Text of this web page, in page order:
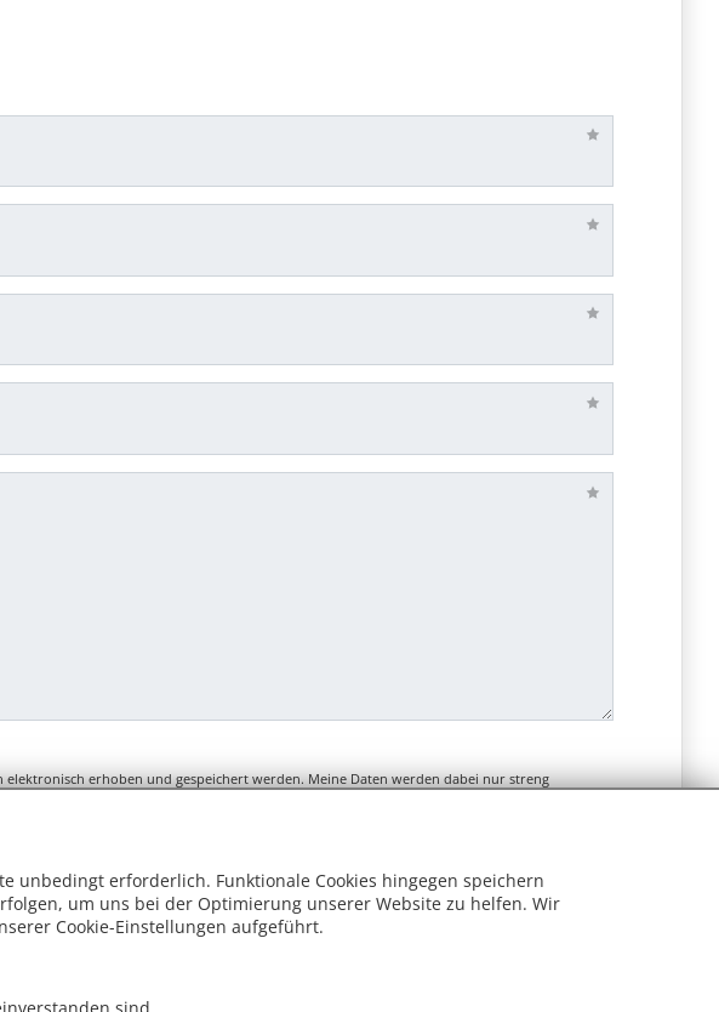
erhoben und gespeichert werden. Meine Daten werden dabei nur streng
unbedingt erforderlich. Funktionale Cookies hingegen speichern
um uns bei der Optimierung unserer Website zu helfen. Wir
Cookie-Einstellungen aufgeführt.